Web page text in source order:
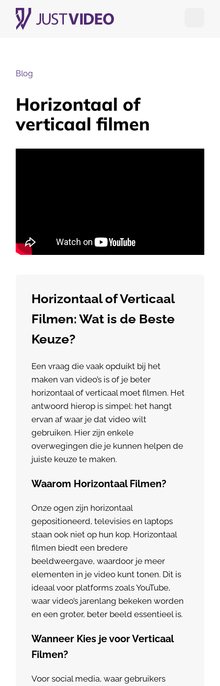
Blog
Horizontaal of
verticaal filmen
Horizontaal of Verticaal
Filmen: Wat is de Beste
Keuze?
Een vraag die vaak opduikt bij het
maken van video’s is of je beter
horizontaal of verticaal moet filmen. Het
antwoord hierop is simpel: het hangt
ervan af waar je dat video wilt
gebruiken. Hier zijn enkele
overwegingen die je kunnen helpen de
juiste keuze te maken.
Waarom Horizontaal Filmen?
Onze ogen zijn horizontaal
gepositioneerd, televisies en laptops
staan ook niet op hun kop. Horizontaal
filmen biedt een bredere
beeldweergave, waardoor je meer
elementen in je video kunt tonen. Dit is
ideaal voor platforms zoals YouTube,
waar video’s jarenlang bekeken worden
en een groter, beter beeld essentieel is.
Wanneer Kies je voor Verticaal
Filmen?
Voor social media, waar gebruikers